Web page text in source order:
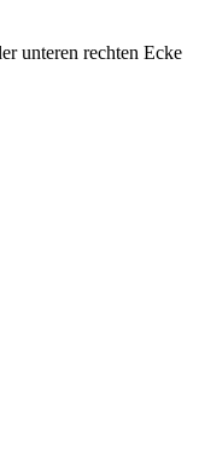
unteren rechten Ecke